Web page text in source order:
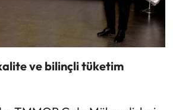
ve bilinçli tüketim